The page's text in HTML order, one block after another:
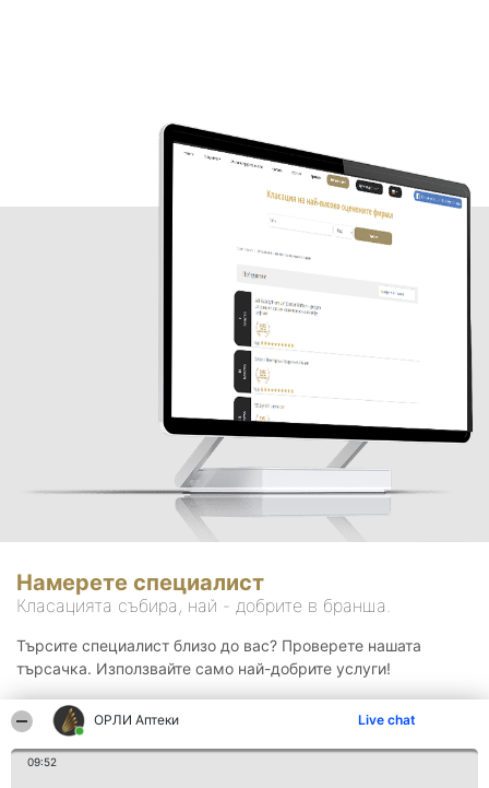
ОРЛИ Аптеки Live chat
09:52
Намерете специалист
Класацията събира, най - добрите в бранша.
Търсите специалист близо до вас? Проверете нашата
търсачка. Използвайте само най-добрите услуги!